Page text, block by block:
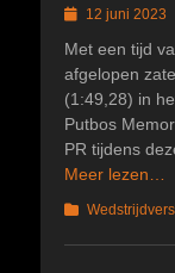
Geplaatst
12 juni 2023
Met een tijd
afgelopen
(1:49,28) in
Putbos
PR tijdens
Meer lezen…
Categorieën